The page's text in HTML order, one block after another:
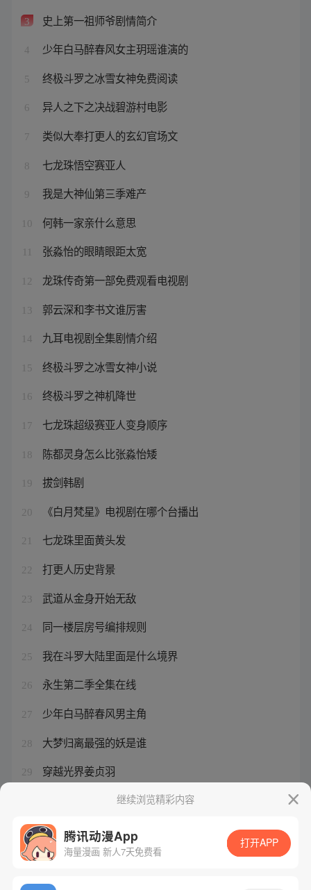
3 史上第一祖师爷剧情简介
4 少年白马醉春风女主玥瑶谁演的
5 终极斗罗之冰雪女神免费阅读
6 异人之下之决战碧游村电影
7 类似大奉打更人的玄幻官场文
8 七龙珠悟空赛亚人
9 我是大神仙第三季难产
10 何韩一家亲什么意思
张淼怡的眼睛眼距太宽
12 龙珠传奇第一部免费观看电视剧
13 郭云深和李书文谁厉害
14 九耳电视剧全集剧情介绍
15 终极斗罗之冰雪女神小说
16 终极斗罗之神机降世
17 七龙珠超级赛亚人变身顺序
18 陈都灵身怎么比张淼怡矮
19 拔剑韩剧
20 《白月梵星》电视剧在哪个台播出
21 七龙珠里面黄头发
22 打更人历史背景
23 武道从金身开始无敌
24 同一楼层房号编排规则
25 我在斗罗大陆里面是什么境界
26 永生第二季全集在线
27 少年白马醉春风男主角
28 大梦归离最强的妖是谁
29 穿越光界姜贞羽
大梦归离小兔子谁演的继续浏览精彩内容
腾讯动漫App
海量漫画 新人7天免费看
打开APP